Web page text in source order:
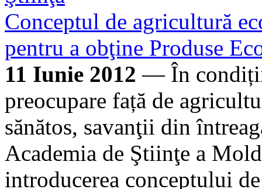
Conceptul de agricultură
pentru a obţine Produse
11 Iunie 2012 — În
preocupare față de
sănătos, savanţii din
Academia de Ştiinţe a
introducerea conceptului